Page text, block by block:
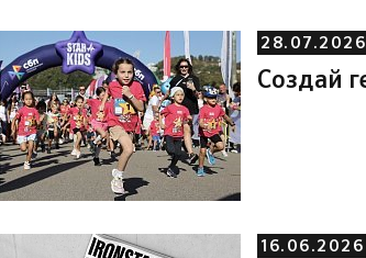
28.07.2026
Создай
16.06.2026